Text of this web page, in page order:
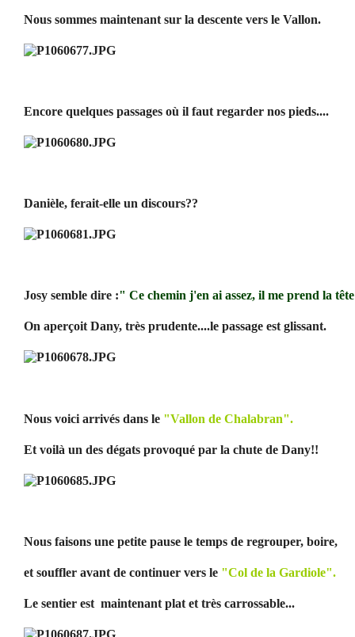
Nous sommes maintenant sur la descente vers le Vallon.
Encore quelques passages où il faut regarder nos pieds....
Danièle, ferait-elle un discours??
Josy semble dire :" Ce chemin j'en ai assez, il me prend la
On aperçoit Dany, très prudente....le passage est glissant.
Nous voici arrivés dans le "Vallon de Chalabran".
Et voilà un des dégats provoqué par la chute de Dany!!
Nous faisons une petite pause le temps de regrouper, boire,
et souffler avant de continuer vers le "Col de la Gardiole".
Le sentier est maintenant plat et très carrossable...